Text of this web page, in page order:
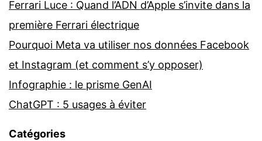
Ferrari Luce : Quand l’ADN d’Apple s’invite dans la
première Ferrari électrique
Pourquoi Meta va utiliser nos données Facebook
et Instagram (et comment s’y opposer)
Infographie : le prisme GenAI
ChatGPT : 5 usages à éviter
Catégories